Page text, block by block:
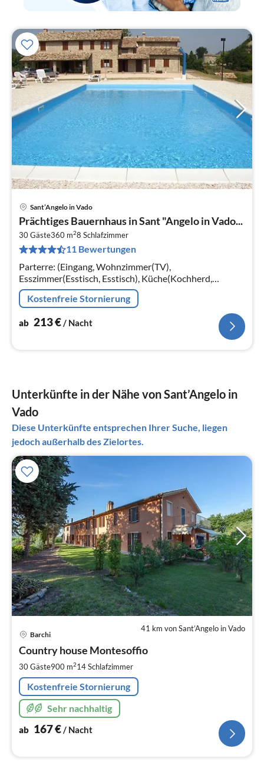
Sant’Angelo in Vado
Prächtiges Bauernhaus in Sant "Angelo in Vado...
30 Gäste360 m28 Schlafzimmer
11 Bewertungen
Parterre: (Eingang, Wohnzimmer(TV),
Esszimmer(Esstisch, Esstisch), Küche(Kochherd,
Kaffeemaschine, Backofen, Mikrowelle, Spülmaschine,
Kühl-/Gefrierkombination, Waschmaschine)
Kostenfreie Stornierung
ab 213€/ Nacht
Unterkünfte in der Nähe von Sant’Angelo in
Vado
Diese Unterkünfte entsprechen Ihrer Suche, liegen
jedoch außerhalb des Zielortes.
41 km von Sant’Angelo in Vado
Barchi
Country house Montesoffio
30 Gäste900 m214Schlafzimmer
Kostenfreie Stornierung
Sehr nachhaltig
ab 167€/ Nacht